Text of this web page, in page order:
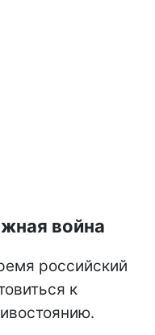
война
российский
к